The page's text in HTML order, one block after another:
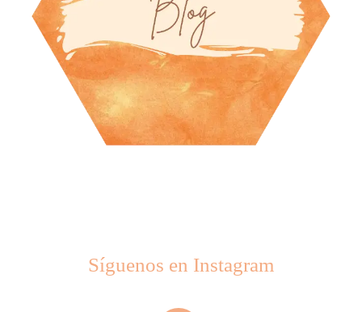
Síguenos en Instagram